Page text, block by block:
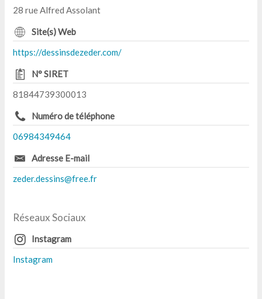
28 rue Alfred Assolant
Site(s) Web
https://dessinsdezeder.com/
N° SIRET
81844739300013
Numéro de téléphone
06984349464
Adresse E-mail
zeder.dessins@free.fr
Réseaux Sociaux
Instagram
Instagram